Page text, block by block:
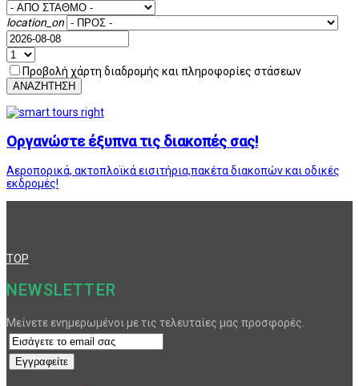
location_on
Προβολή χάρτη διαδρομής και πληροφορίες στάσεων
ΑΝΑΖΗΤΗΣΗ
Οργανώστε έξυπνα τις διακοπές σας!
Αεροπορικά, ακτοπλοϊκά εισιτήρια,πακέτα διακοπών και οδικές
εκδρομές!
TOP
NEWSLETTER
Μείνετε ενημερωμένοι με τις τελευταίες μας προσφορές.